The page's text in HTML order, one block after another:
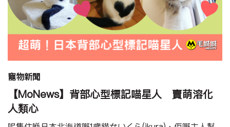
寵物新聞
【MoNews】背部心型標記喵星人 賣萌溶化
人類心